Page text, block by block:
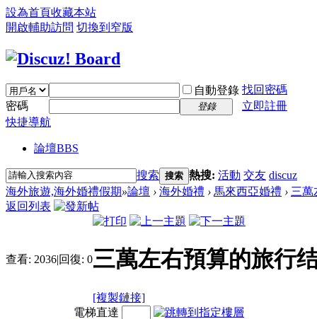
設為首頁收藏本站
開啟輔助訪問 切換到窄版
自動登錄 找回密碼
密碼
登錄
立即註冊
快捷導航
論壇BBS
搜索 搜索 熱搜: 活動 交友 discuz
海外旅遊,海外婚禮假期»論壇 › 海外婚禮 › 馬來西亞婚禮 › 三萬
返回列表
查看: 2036|回復: 0三萬左右預算的旅行
[複製鏈接]
電梯直達